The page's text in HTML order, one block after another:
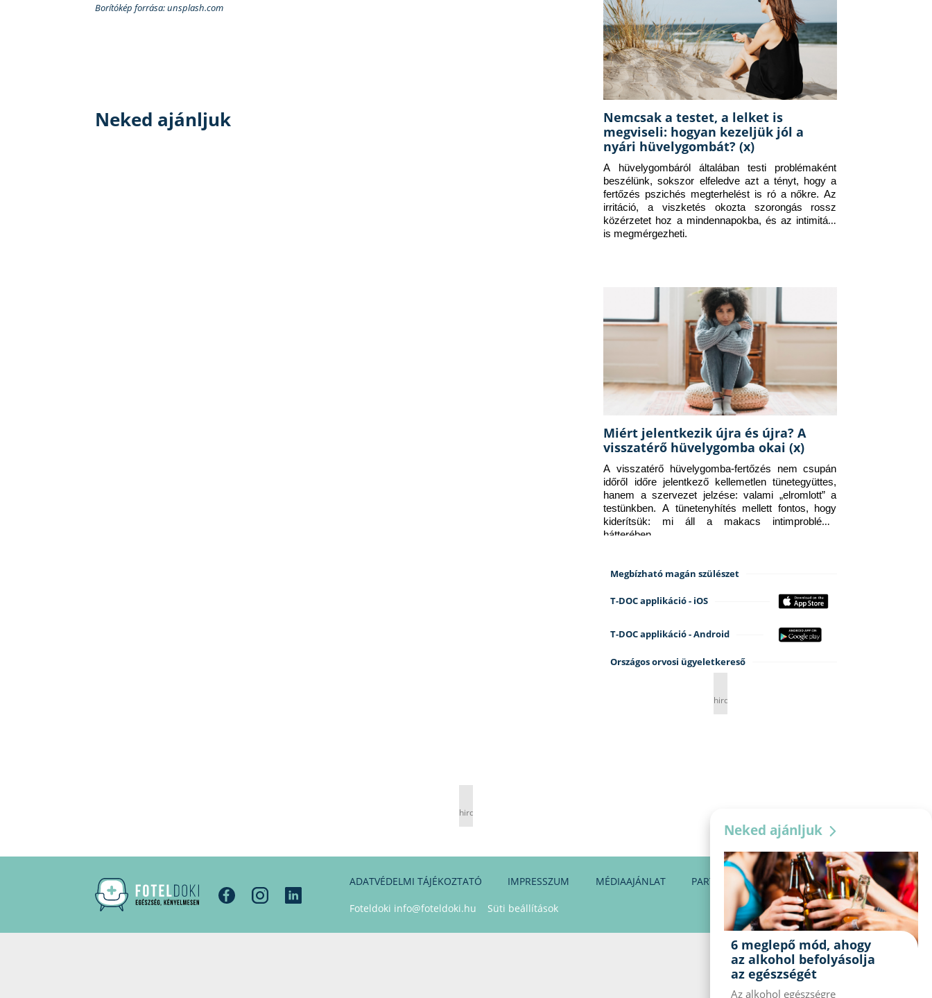
Borítókép forrása: unsplash.com
Neked ajánljuk
Nemcsak a testet, a lelket is
megviseli: hogyan kezeljük jól a
nyári hüvelygombát? (x)
A hüvelygombáról általában testi problémaként
beszélünk, sokszor elfeledve azt a tényt, hogy a
fertőzés pszichés megterhelést is ró a nőkre. Az
irritáció, a viszketés okozta szorongás rossz
közérzetet hoz a mindennapokba, és az intimitást
is megmérgezheti.
Miért jelentkezik újra és újra? A
visszatérő hüvelygomba okai (x)
A visszatérő hüvelygomba-fertőzés nem csupán
időről időre jelentkező kellemetlen tünetegyüttes,
hanem a szervezet jelzése: valami „elromlott” a
testünkben. A tünetenyhítés mellett fontos, hogy
kiderítsük: mi áll a makacs intimprobléma
hátterében.
Megbízható magán szülészet
T-DOC applikáció - iOS
T-DOC applikáció - Android
Országos orvosi ügyeletkereső
hirdetés
hirdetés
ADATVÉDELMI TÁJÉKOZTATÓ IMPRESSZUM MÉDIAAJÁNLAT PARTNEREINK KAPCSOLAT
Foteldoki info@foteldoki.hu Süti beállítások
Neked ajánljuk
6 meglepő mód, ahogy
az alkohol befolyásolja
az egészségét
Az alkohol egészségre